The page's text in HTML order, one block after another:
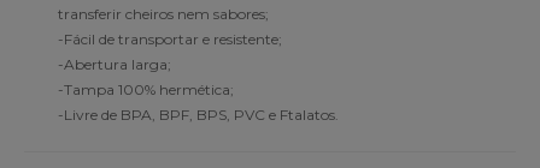
transferir cheiros nem sabores;
-Fácil de transportar e resistente;
-Abertura larga;
-Tampa 100% hermética;
-Livre de BPA, BPF, BPS, PVC e Ftalatos.